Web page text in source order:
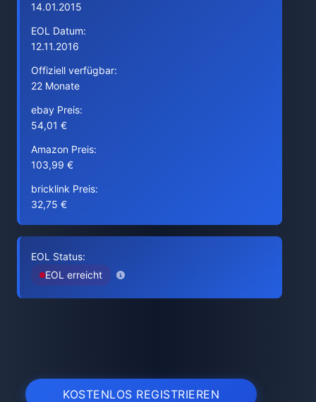
14.01.2015
EOL Datum:
12.11.2016
Offiziell verfügbar:
22 Monate
ebay Preis:
54,01 €
Amazon Preis:
103,99 €
bricklink Preis:
32,75 €
EOL Status:
EOL erreicht
KOSTENLOS REGISTRIEREN